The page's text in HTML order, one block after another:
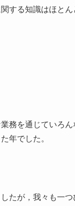
する知識はほと
務を通じていろ
年でした。
たが，我々も一